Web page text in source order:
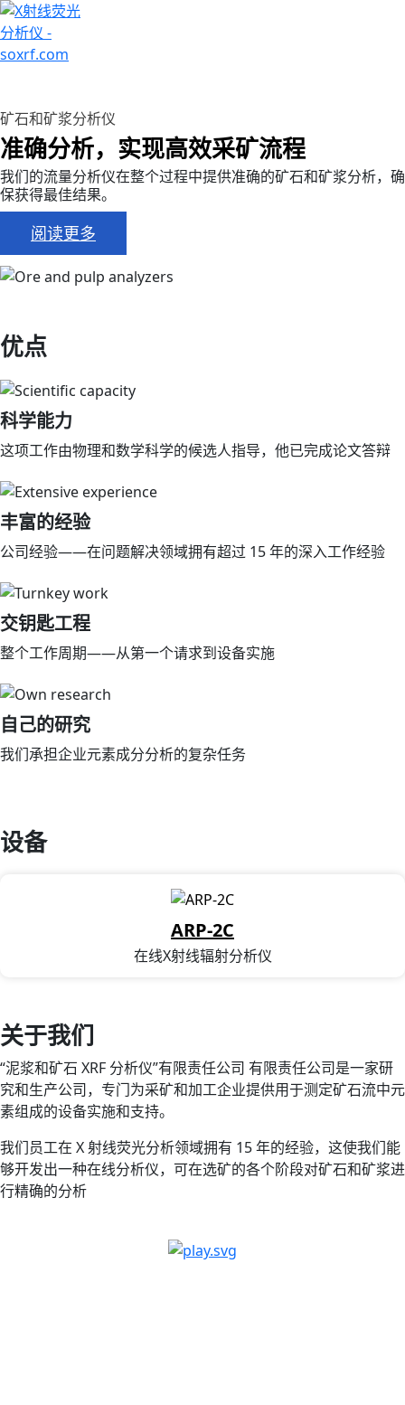
矿石和矿浆分析仪
准确分析，实现高效采矿流程
我们的流量分析仪在整个过程中提供准确的矿石和矿浆分析，确
保获得最佳结果。
阅读更多
优点
科学能力
这项工作由物理和数学科学的候选人指导，他已完成论文答辩
丰富的经验
公司经验——在问题解决领域拥有超过 15 年的深入工作经验
交钥匙工程
整个工作周期——从第一个请求到设备实施
自己的研究
我们承担企业元素成分分析的复杂任务
设备
ARP-2C
在线X射线辐射分析仪
关于我们
“泥浆和矿石 XRF 分析仪”有限责任公司 有限责任公司是一家研
究和生产公司，专门为采矿和加工企业提供用于测定矿石流中元
素组成的设备实施和支持。
我们员工在 X 射线荧光分析领域拥有 15 年的经验，这使我们能
够开发出一种在线分析仪，可在选矿的各个阶段对矿石和矿浆进
行精确的分析